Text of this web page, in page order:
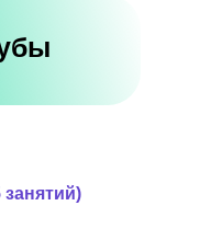
занятий)